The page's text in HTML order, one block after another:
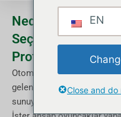
Neden CNC Ahşap
Seçmelisiniz:
Profesyonel
Otomatik ağaç işleme
geleneksel manuel torna
sunuyor
EN
Close and